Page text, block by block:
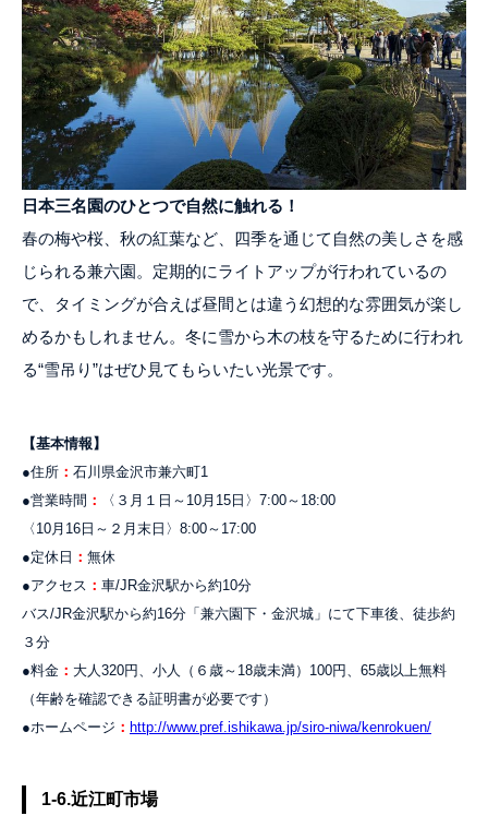
日本三名園のひとつで自然に触れる！
春の梅や桜、秋の紅葉など、四季を通じて自然の美しさを感
じられる兼六園。定期的にライトアップが行われているの
で、タイミングが合えば昼間とは違う幻想的な雰囲気が楽し
めるかもしれません。冬に雪から木の枝を守るために行われ
る“雪吊り”はぜひ見てもらいたい光景です。
【基本情報】
●住所 ： 石川県金沢市兼六町1
●営業時間 ：
〈３月１日～10月15日〉7:00～18:00
〈10月16日～２月末日〉8:00～17:00
●定休日 ： 無休
●アクセス ： 車/JR金沢駅から約10分
バス/JR金沢駅から約16分「兼六園下・金沢城」にて下車後、徒歩約
３分
●料金 ： 大人320円、小人（６歳～18歳未満）100円、65歳以上無料
（年齢を確認できる証明書が必要です）
●ホームページ ： http://www.pref.ishikawa.jp/siro-niwa/kenrokuen/
1-6.近江町市場